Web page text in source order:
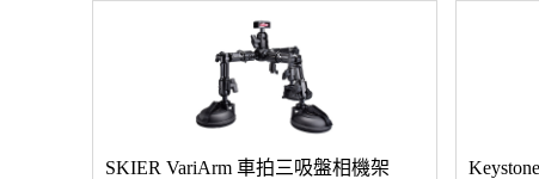
SKIER VariArm 車拍三吸盤相機架